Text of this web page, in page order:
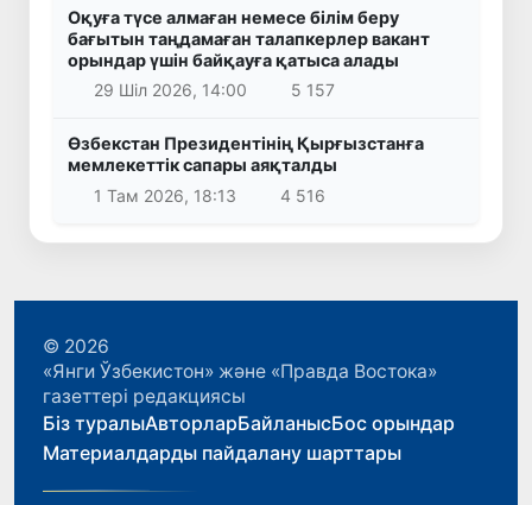
Оқуға түсе алмаған немесе білім беру
бағытын таңдамаған талапкерлер вакант
орындар үшін байқауға қатыса алады
29 Шіл 2026, 14:00
5 157
Өзбекстан Президентінің Қырғызстанға
мемлекеттік сапары аяқталды
1 Там 2026, 18:13
4 516
© 2026
«Янги Ўзбекистон» және «Правда Востока»
газеттері редакциясы
Біз туралыАвторларБайланысБос орындар
Материалдарды пайдалану шарттары